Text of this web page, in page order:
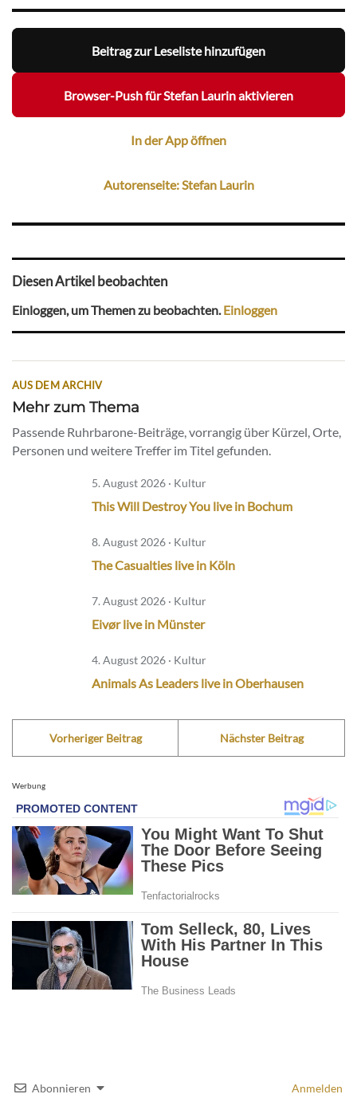
Beitrag zur Leseliste hinzufügen
Browser-Push für Stefan Laurin aktivieren
In der App öffnen
Autorenseite: Stefan Laurin
Diesen Artikel beobachten
Einloggen, um Themen zu beobachten. Einloggen
AUS DEM ARCHIV
Mehr zum Thema
Passende Ruhrbarone-Beiträge, vorrangig über Kürzel, Orte,
Personen und weitere Treffer im Titel gefunden.
5. August 2026 · Kultur
This Will Destroy You live in Bochum
8. August 2026 · Kultur
The Casualties live in Köln
7. August 2026 · Kultur
Eivør live in Münster
4. August 2026 · Kultur
Animals As Leaders live in Oberhausen
Vorheriger Beitrag Nächster Beitrag
Werbung
Abonnieren Anmelden